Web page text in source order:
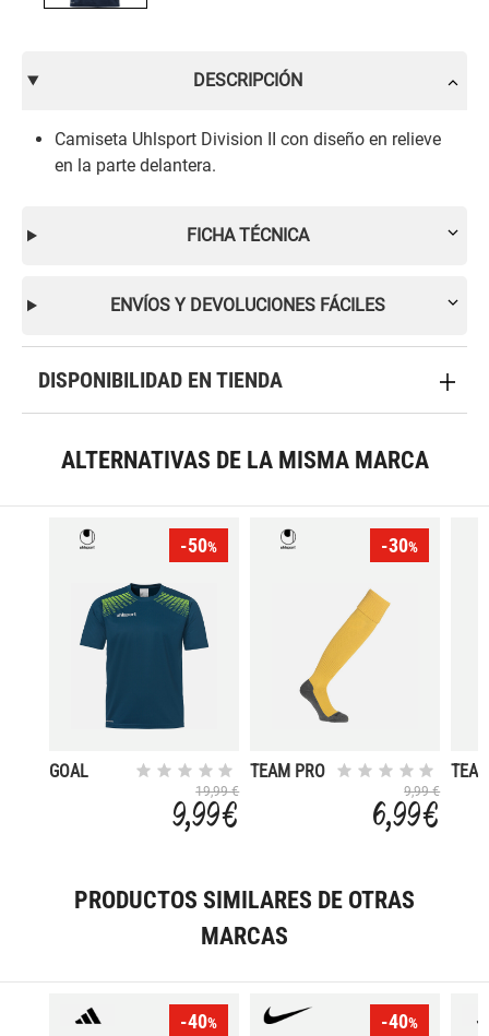
DESCRIPCIÓN
Camiseta Uhlsport Division II con diseño en relieve
en la parte delantera.
FICHA TÉCNICA
ENVÍOS Y DEVOLUCIONES FÁCILES
DISPONIBILIDAD EN TIENDA
ALTERNATIVAS DE LA MISMA MARCA
-50%
GOAL
19,99 €
9,99 €
-30%
TEAM PRO
9,99 €
6,99 €
PRODUCTOS SIMILARES DE OTRAS
MARCAS
-40% -40%